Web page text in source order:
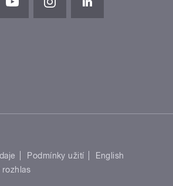
Podmínky užití
English